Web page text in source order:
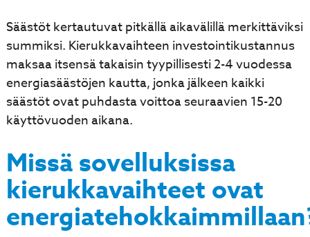
Säästöt kertautuvat pitkällä aikavälillä merkittäviksi
summiksi. Kierukkavaihteen investointikustannus
maksaa itsensä takaisin tyypillisesti 2-4 vuodessa
energiasäästöjen kautta, jonka jälkeen kaikki
säästöt ovat puhdasta voittoa seuraavien 15-20
käyttövuoden aikana.
Missä sovelluksissa
kierukkavaihteet ovat